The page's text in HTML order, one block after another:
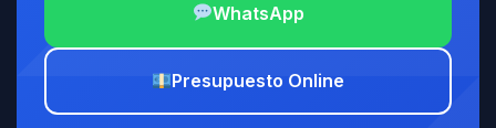
WhatsApp
Presupuesto Online